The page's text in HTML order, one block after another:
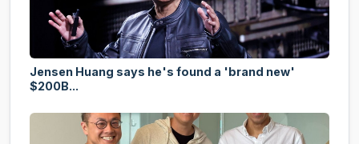
Jensen Huang says he's found a 'brand new'
$200B...